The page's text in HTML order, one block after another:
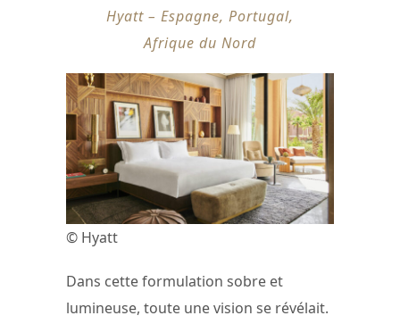
Hyatt – Espagne, Portugal,
Afrique du Nord
© Hyatt
Dans cette formulation sobre et
lumineuse, toute une vision se révélait.